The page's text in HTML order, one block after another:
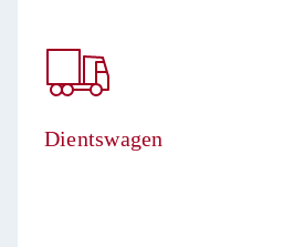
Dientswagen​